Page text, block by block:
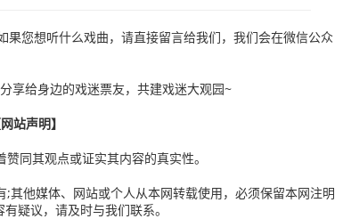
果您想听什么戏曲，请直接留言给我们，我们会在微信公众
享给身边的戏迷票友，共建戏迷大观园~
网站声明】
同其观点或证实其内容的真实性。
其他媒体、网站或个人从本网转载使用，必须保留本网注明
疑议，请及时与我们联系。